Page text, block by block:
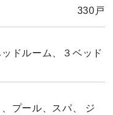
330戸
ドルーム、３ベッド
プール、スパ、 ジ